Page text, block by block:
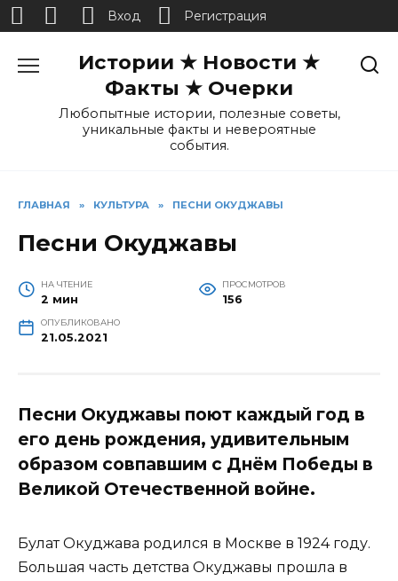
Истории ★ Новости ★
Факты ★ Очерки
Любопытные истории, полезные советы,
уникальные факты и невероятные
события.
ГЛАВНАЯ » КУЛЬТУРА » ПЕСНИ ОКУДЖАВЫ
Песни Окуджавы
НА ЧТЕНИЕ
2 мин
ПРОСМОТРОВ
156
ОПУБЛИКОВАНО
21.05.2021
Песни Окуджавы поют каждый год в
его день рождения, удивительным
образом совпавшим с Днём Победы в
Великой Отечественной войне.
Булат Окуджава родился в Москве в 1924 году.
Большая часть детства Окуджавы прошла в
Вход Регистрация